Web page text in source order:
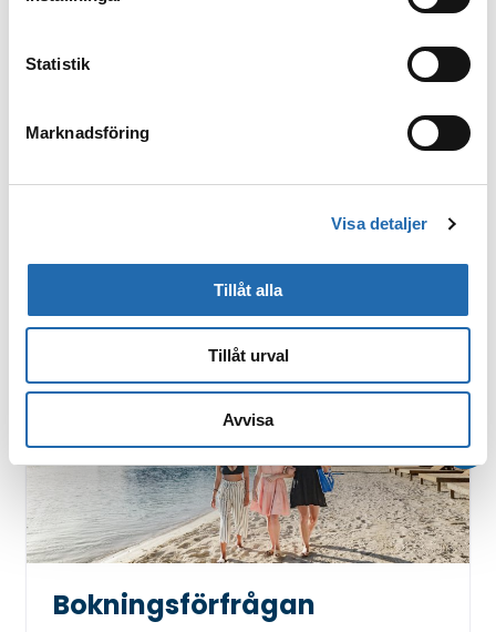
Statistik
Marknadsföring
Visa detaljer
Tillåt alla
Tillåt urval
Avvisa
Bokningsförfrågan